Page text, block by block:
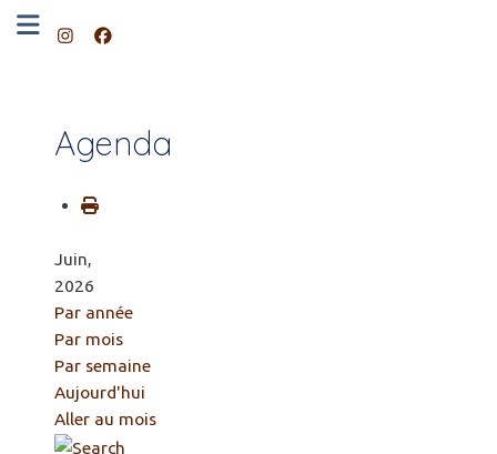
Agenda
Juin,
2026
Par année
Par mois
Par semaine
Aujourd'hui
Aller au mois